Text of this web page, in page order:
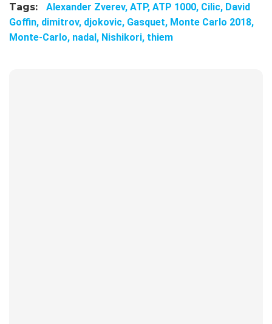
Tags: Alexander Zverev, ATP, ATP 1000, Cilic, David
Goffin, dimitrov, djokovic, Gasquet, Monte Carlo 2018,
Monte-Carlo, nadal, Nishikori, thiem